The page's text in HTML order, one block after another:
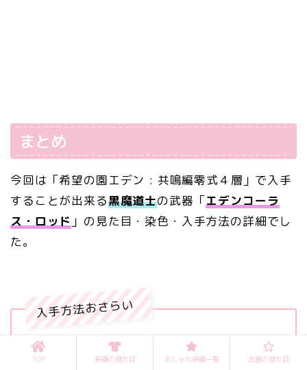
まとめ
今回は「希望の園エデン : 共鳴編零式４層」で入手
することが出来る黒魔道士の武器「エデンコーラ
ス・ロッド 」の見た目・染色・入手方法の詳細でし
た。
入手方法おさらい
エデン零式4層踏破時の宝箱から直接入手
TOP 装備の見た目 おしゃれ装備一覧 武器の見た目